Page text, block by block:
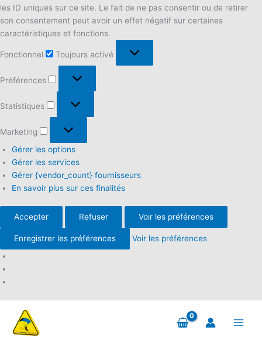
les ID uniques sur ce site. Le fait de ne pas consentir ou de retirer
son consentement peut avoir un effet négatif sur certaines
caractéristiques et fonctions.
Fonctionnel
Toujours activé
Préférences
Statistiques
Marketing
Gérer les options
Gérer les services
Gérer {vendor_count} fournisseurs
En savoir plus sur ces finalités
Accepter Refuser Voir les préférences
Enregistrer les préférences Voir les préférences
contenu